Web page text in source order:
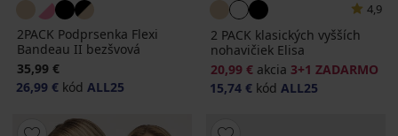
2PACK Podprsenka Flexi
Bandeau II bezšvová
35,99 €
26,99 € kód ALL25
4,9
2 PACK klasických vyšších
nohavičiek Elisa
20,99 € akcia 3+1 ZADARMO
15,74 € kód ALL25